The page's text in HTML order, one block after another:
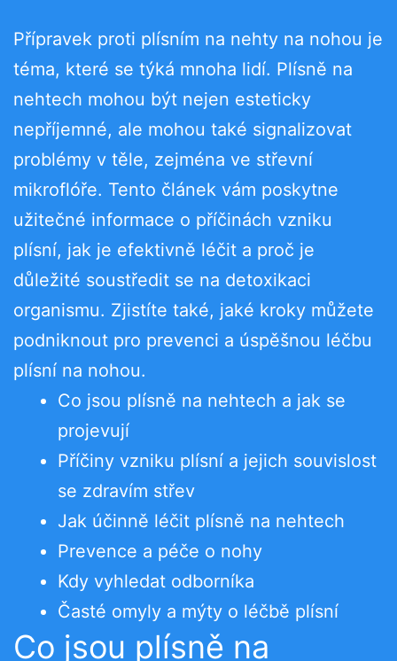
Přípravek proti plísním na nehty na nohou je
téma, které se týká mnoha lidí. Plísně na
nehtech mohou být nejen esteticky
nepříjemné, ale mohou také signalizovat
problémy v těle, zejména ve střevní
mikroflóře. Tento článek vám poskytne
užitečné informace o příčinách vzniku
plísní, jak je efektivně léčit a proč je
důležité soustředit se na detoxikaci
organismu. Zjistíte také, jaké kroky můžete
podniknout pro prevenci a úspěšnou léčbu
plísní na nohou.
Co jsou plísně na nehtech a jak se
projevují
Příčiny vzniku plísní a jejich souvislost
se zdravím střev
Jak účinně léčit plísně na nehtech
Prevence a péče o nohy
Kdy vyhledat odborníka
Časté omyly a mýty o léčbě plísní
Co jsou plísně na